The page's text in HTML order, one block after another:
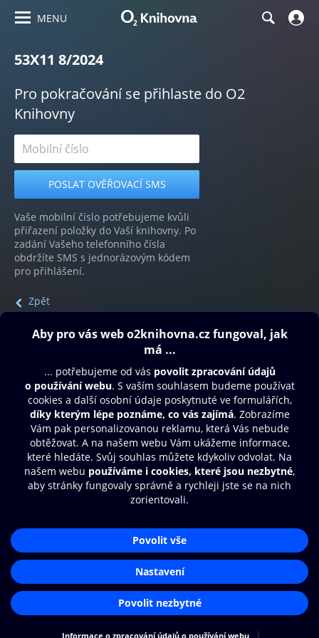
MENU
53X11 8/2024
Pro pokračování se přihlaste do O2
Knihovny
Vaše mobilní číslo potřebujeme kvůli
přiřazení položky do Vaší knihovny. Po
zadání Vašeho telefonního čísla
obdržíte SMS s jednorázovým kódem
pro přihlášení.
Zpět
Obsah ke stažení
Moje O2 Knihovna
Další zábava
© O2 Czech Republic a.s.
Přístupnost
Zásady zpracování osobních údajů
Nastavení cookies
Aplikace O2 Knihovna
Čti a poslouchej své e-knihy a
audioknihy rychleji a pohodlněji.